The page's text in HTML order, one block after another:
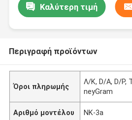
Καλύτερη τιμή
Περιγραφή προϊόντων
Όροι πληρωμής
Λ/Κ, D/A, D/P,
neyGram
Αριθμό μοντέλου NK-3a